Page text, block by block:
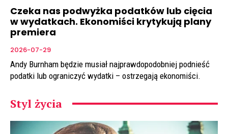
Czeka nas podwyżka podatków lub cięcia
w wydatkach. Ekonomiści krytykują plany
premiera
2026-07-29
Andy Burnham będzie musiał najprawdopodobniej podnieść
podatki lub ograniczyć wydatki – ostrzegają ekonomiści.
Styl życia